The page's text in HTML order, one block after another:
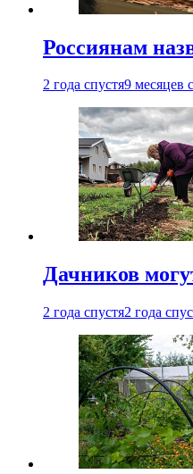
Россиянам
2 года спустя9 месяцев
Дачников
2 года спустя2 года